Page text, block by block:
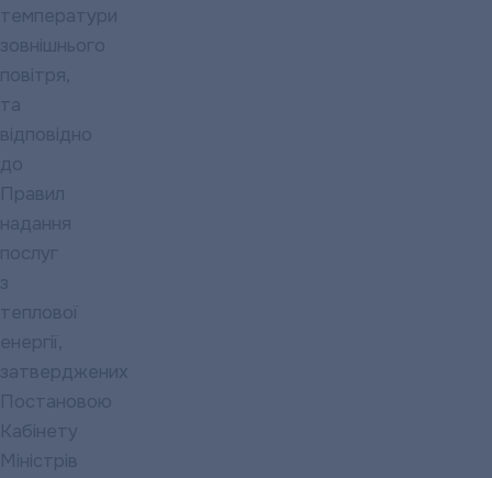
температури
зовнішнього
повітря,
та
відповідно
до
Правил
надання
послуг
з
теплової
енергії,
затверджених
Постановою
Кабінету
Міністрів